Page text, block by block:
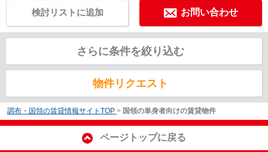
お問い合わせ
検討リストに追加
さらに条件を絞り込む
物件リクエスト
調布・国領の賃貸情報サイトTOP > 国領の単身者向けの賃貸物件
ページトップに戻る